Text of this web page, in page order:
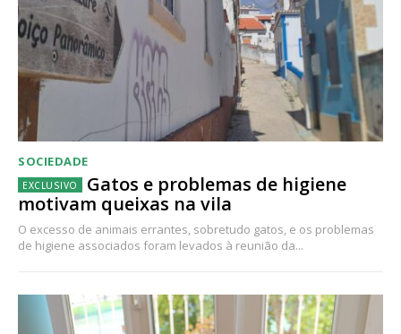
SOCIEDADE
Gatos e problemas de higiene
motivam queixas na vila
O excesso de animais errantes, sobretudo gatos, e os problemas
de higiene associados foram levados à reunião da...